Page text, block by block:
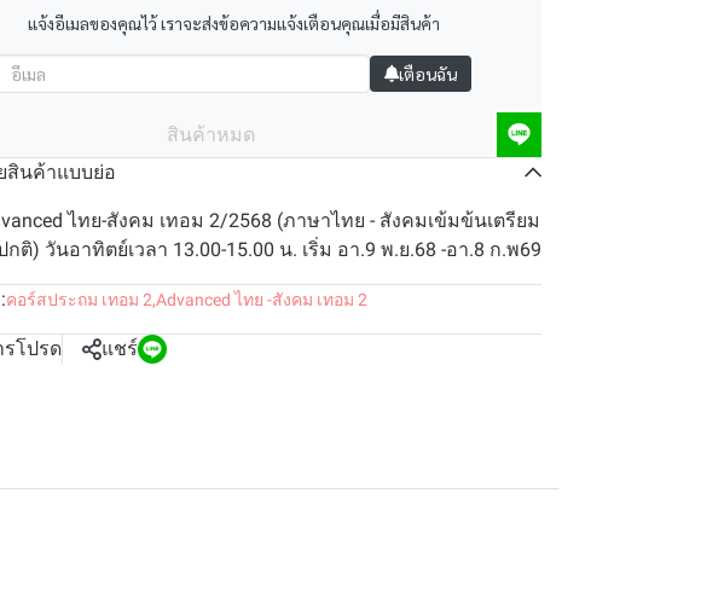
แจ้งอีเมลของคุณไว้ เราจะส่งข้อความแจ้งเตือนคุณเมื่อมีสินค้า
เตือนฉัน
สินค้าหมด
สินค้าแบบย่อ
ไทย-สังคม เทอม 2/2568 (ภาษาไทย - สังคมเข้มข้นเตรียม
ติ) วันอาทิตย์เวลา 13.00-15.00 น. เริ่ม อา.9 พ.ย.68 -อา.8 ก.พ69
คอร์สประถม เทอม 2,Advanced ไทย -สังคม เทอม 2
รโปรด แชร์